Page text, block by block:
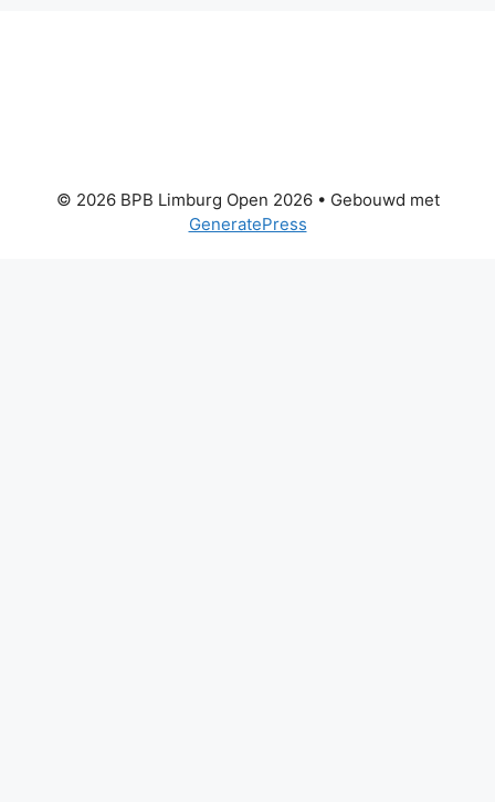
© 2026 BPB Limburg Open 2026• Gebouwd met
GeneratePress